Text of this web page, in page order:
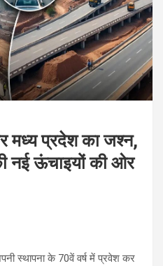
मध्य प्रदेश का जश्न,
नई ऊंचाइयों की ओर
स्थापना के 70वें वर्ष में प्रवेश कर